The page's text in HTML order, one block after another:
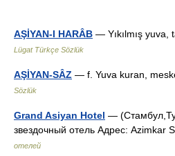
AŞİYAN-I HARÂB — Yıkılmış
Lügat Türkçe Sözlük
AŞİYAN-SÂZ — f. Yuva kuran,
Sözlük
Grand Asiyan Hotel —
звездочный отель Адрес:
отелей